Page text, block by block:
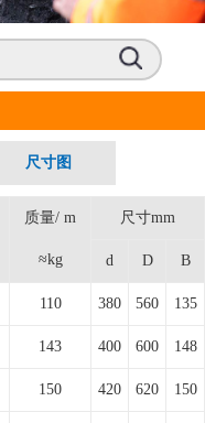
尺寸图
质量/ m
≈kg
尺寸mm
d D B
110 380 560 135
143 400 600 148
150 420 620 150